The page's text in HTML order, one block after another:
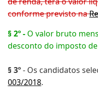
conforme previsto na
§ 2º - O valor bruto
desconto do imposto
§ 3º- Os candidatos
003/2018.